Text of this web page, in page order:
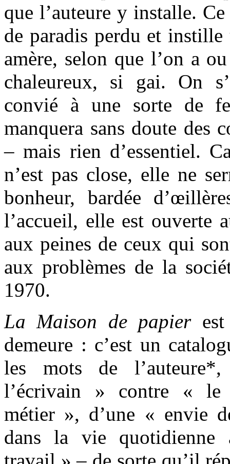
que l’auteure y installe.
de paradis perdu et
amère, selon que l’on a
chaleureux, si gai. On
convié à une sorte de
manquera sans doute des
– mais rien d’essentiel.
n’est pas close, elle ne
bonheur, bardée
l’accueil, elle est ouverte
aux peines de ceux qui
aux problèmes de la
1970.
La Maison de papierest
demeure : c’est un
les mots de
l’écrivain » contre «
métier », d’une « envie
dans la vie